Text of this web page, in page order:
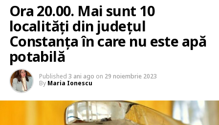
Ora 20.00. Mai sunt 10
localități din județul
Constanța în care nu este apă
potabilă
Published 3 ani ago on 29 noiembrie 2023
By Maria Ionescu